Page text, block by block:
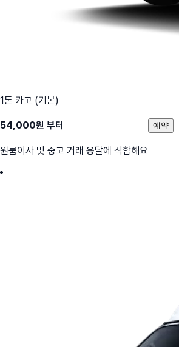
1톤 카고 (기본)
54,000원 부터
원룸이사 및 중고 거래 용달에 적합해요
예약